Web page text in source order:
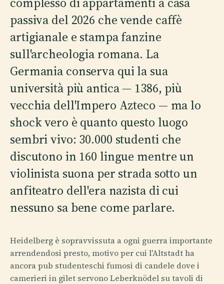
passiva del 2026 che vende caffè
artigianale e stampa fanzine
sull'archeologia romana. La
Germania conserva qui la sua
università più antica — 1386, più
vecchia dell'Impero Azteco — ma lo
shock vero è quanto questo luogo
sembri vivo: 30.000 studenti che
discutono in 160 lingue mentre un
violinista suona per strada sotto un
anfiteatro dell'era nazista di cui
nessuno sa bene come parlare.
Heidelberg è sopravvissuta a ogni guerra importante
arrendendosi presto, motivo per cui l'Altstadt ha
ancora pub studenteschi fumosi di candele dove i
camerieri in gilet servono Leberknödel su tavoli di